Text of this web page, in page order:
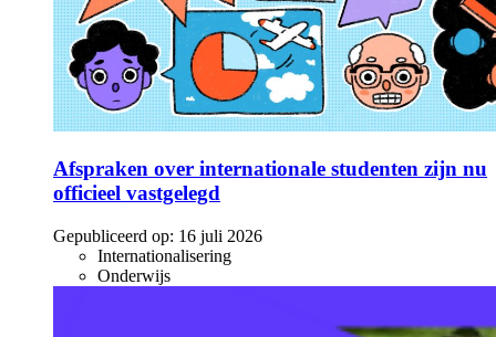
Afspraken over internationale studenten zijn nu
officieel vastgelegd
Gepubliceerd op: 16 juli 2026
Internationalisering
Onderwijs